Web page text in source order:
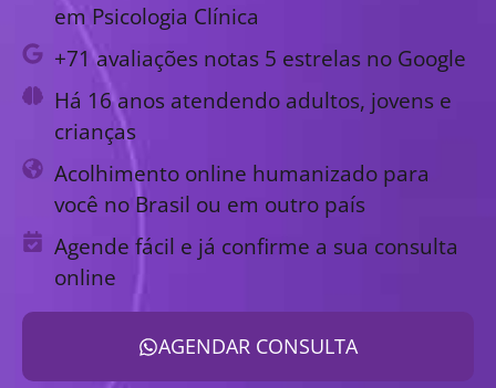
em Psicologia Clínica
+71 avaliações notas 5 estrelas no Google
Há 16 anos atendendo adultos, jovens e
crianças
Acolhimento online humanizado para
você no Brasil ou em outro país
Agende fácil e já confirme a sua consulta
online
AGENDAR CONSULTA